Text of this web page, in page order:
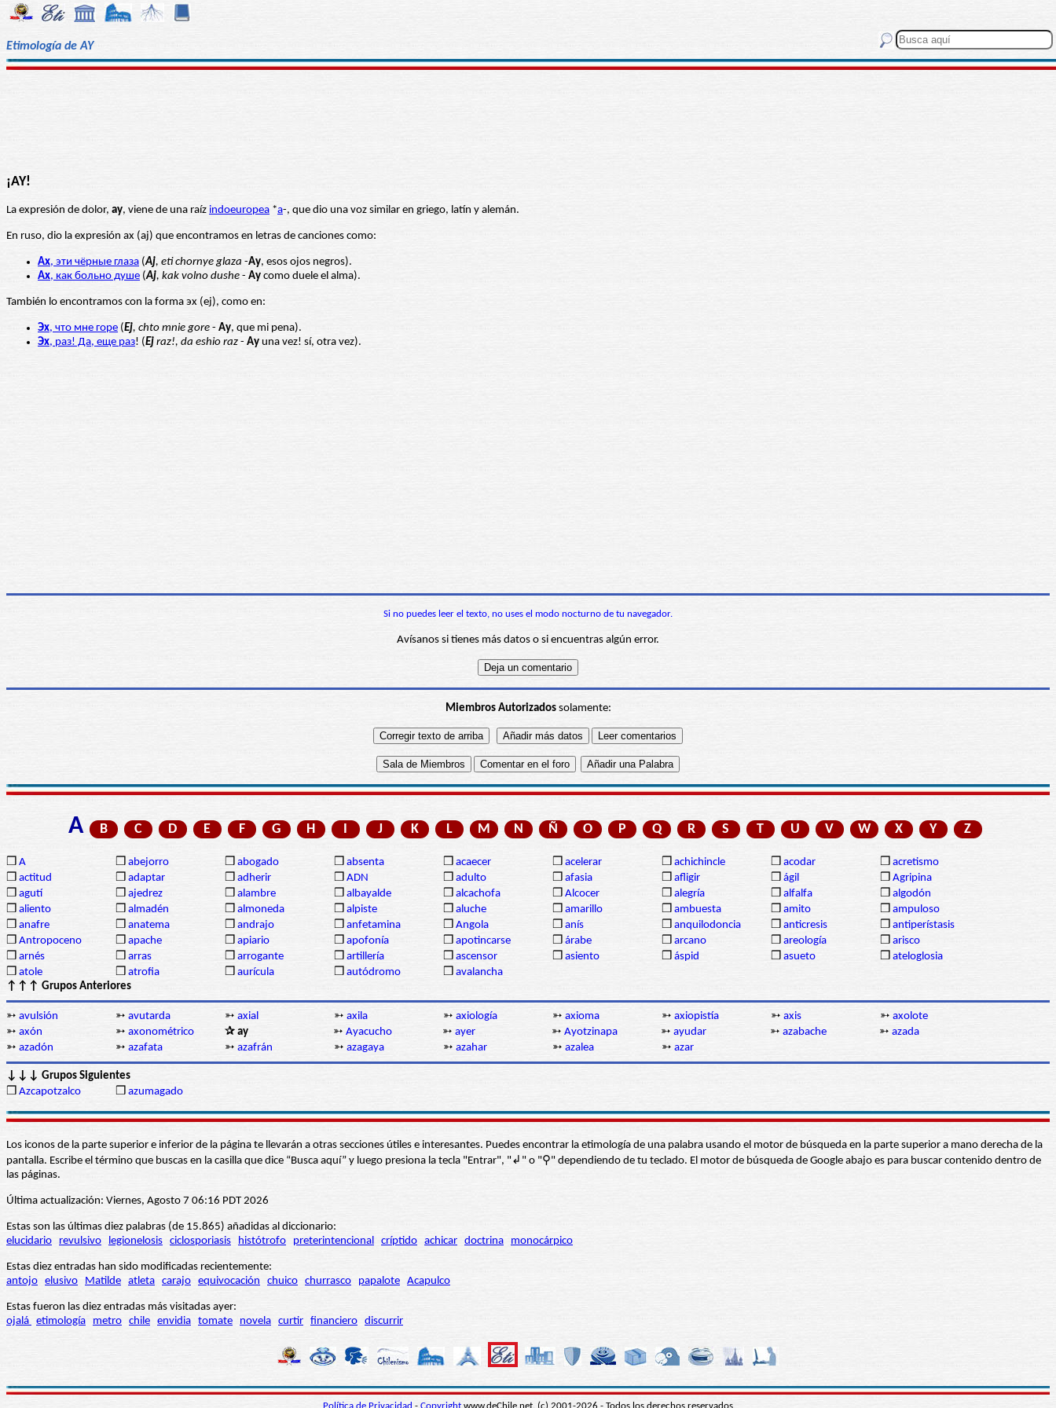
Etimología de AY
¡AY!
La expresión de dolor, ay, viene de una raíz indoeuropea *a-, que dio una voz similar en griego, latín y alemán.
En ruso, dio la expresión ах (aj) que encontramos en letras de canciones como:
Ах, эти чёрные глаза (Aj, eti chornye glaza -Ay, esos ojos negros).
Ах, как больно душе (Aj, kak volno dushe - Ay como duele el alma).
También lo encontramos con la forma эх (ej), como en:
Эх, что мне горе (Ej, chto mnie gore - Ay, que mi pena).
Эх, раз! Да, еще раз! (Ej raz!, da eshio raz - Ay una vez! sí, otra vez).
Si no puedes leer el texto, no uses el modo nocturno de tu navegador.
Avísanos si tienes más datos o si encuentras algún error.
Miembros Autorizadossolamente:
A B C D E F G H I J K L M N Ñ O P Q R S T U V W X Y Z
❒ A ❒ abejorro ❒ abogado ❒ absenta ❒ acaecer ❒ acelerar ❒ achichincle ❒ acodar ❒ acretismo
❒ actitud ❒ adaptar ❒ adherir ❒ ADN ❒ adulto ❒ afasia ❒ afligir ❒ ágil ❒ Agripina
❒ agutí ❒ ajedrez ❒ alambre ❒ albayalde ❒ alcachofa ❒ Alcocer ❒ alegría ❒ alfalfa ❒ algodón
❒ aliento ❒ almadén ❒ almoneda ❒ alpiste ❒ aluche ❒ amarillo ❒ ambuesta ❒ amito ❒ ampuloso
❒ anafre ❒ anatema ❒ andrajo ❒ anfetamina ❒ Angola ❒ anís ❒ anquilodoncia ❒ anticresis ❒ antiperístasis
❒ Antropoceno ❒ apache ❒ apiario ❒ apofonía ❒ apotincarse ❒ árabe ❒ arcano ❒ areología ❒ arisco
❒ arnés ❒ arras ❒ arrogante ❒ artillería ❒ ascensor ❒ asiento ❒ áspid ❒ asueto ❒ ateloglosia
❒ atole ❒ atrofia ❒ aurícula ❒ autódromo ❒ avalancha
↑↑↑ Grupos Anteriores
➳ avulsión ➳ avutarda ➳ axial ➳ axila ➳ axiología ➳ axioma ➳ axiopistía ➳ axis ➳ axolote
➳ axón ➳ axonométrico ✰ ay ➳ Ayacucho ➳ ayer ➳ Ayotzinapa ➳ ayudar ➳ azabache ➳ azada
➳ azadón ➳ azafata ➳ azafrán ➳ azagaya ➳ azahar ➳ azalea ➳ azar
↓↓↓ Grupos Siguientes
❒ Azcapotzalco ❒ azumagado
Los iconos de la parte superior e inferior de la página te llevarán a otras secciones útiles e interesantes. Puedes encontrar la etimología de una palabra usando el motor de búsqueda en la parte superior a mano derecha de la
pantalla. Escribe el término que buscas en la casilla que dice “Busca aquí” y luego presiona la tecla "Entrar", "↲" o "⚲" dependiendo de tu teclado. El motor de búsqueda de Google abajo es para buscar contenido dentro de
las páginas.
Última actualización: Viernes, Agosto 7 06:16 PDT 2026
Estas son las últimas diez palabras (de 15.865) añadidas al diccionario:
elucidario
revulsivo legionelosis ciclosporiasis histótrofo preterintencional críptido achicar doctrina monocárpico
Estas diez entradas han sido modificadas recientemente:
antojo elusivo Matilde atleta carajo equivocación chuico churrasco papalote Acapulco
Estas fueron las diez entradas más visitadas ayer:
ojalá etimología metro chile envidia tomate novela curtir financiero discurrir